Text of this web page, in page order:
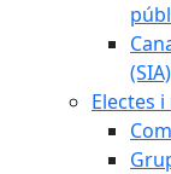
(SIA)
Electes